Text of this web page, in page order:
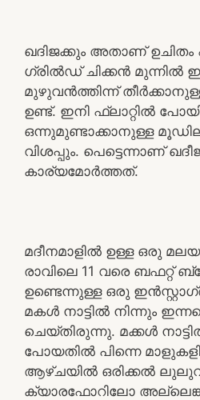
ഖദിജക്കും അതാണ്‌ ഉചിതം
ഗ്രിൽഡ് ചിക്കൻ മുന്നിൽ
മുഴുവൻത്തിന്ന്
ഉണ്ട്. ഇനി ഫ്ലാറ്റിൽ
ഒന്നുമുണ്ടാക്കാനുള്ള
വിശപ്പും. പെട്ടെന്നാണ്
കാര്യമോർത്തത്.
മദീനമാളിൽ ഉള്ള ഒരു
രാവിലെ 11 വരെ ബഫറ്റ്
ഉണ്ടെന്നുള്ള ഒരു
മകൾ നാട്ടിൽ നിന്നും
ചെയ്തിരുന്നു. മക്കൾ
പോയതിൽ പിന്നെ
ആഴ്ചയിൽ ഒരിക്കൽ
ക്യാരഫോറിലോ